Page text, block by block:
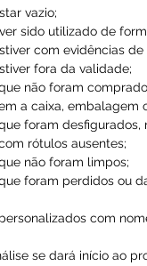
vazio;
sido utilizado de
com evidências de
fora da validade;
não foram
a caixa, embalagem
foram desfigurados,
rótulos ausentes;
não foram limpos;
foram perdidos ou
com
se dará início ao